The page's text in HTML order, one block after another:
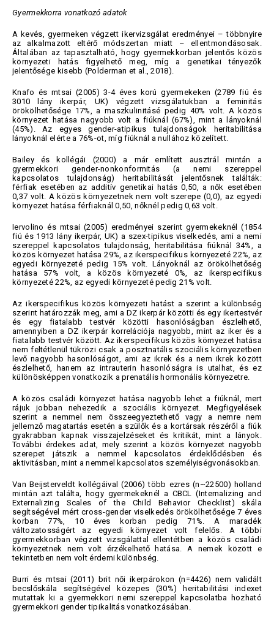
Gyermekkorra vonatkozó adatok
A kevés, gyermeken végzett ikervizsgálat eredményei – többnyire
az alkalmazott eltérő módszertan miatt – ellentmondásosak.
Általában az tapasztalható, hogy gyermekkorban jelentős közös
környezeti hatás figyelhető meg, míg a genetikai tényezők
jelentősége kisebb (Polderman et al., 2018).
Knafo és mtsai (2005) 3-4 éves korú gyermekeken (2789 fiú és
3010 lány ikerpár, UK) végzett vizsgálatukban a feminitás
örökölhetősége 17%, a maszkulinitásé pedig 40% volt. A közös
környezet hatása nagyobb volt a fiúknál (67%), mint a lányoknál
(45%). Az egyes gender-atipikus tulajdonságok heritabilitása
lányoknál elérte a 76%-ot, míg fiúknál a nullához közelített.
Bailey és kollégái (2000) a már említett ausztrál mintán a
gyermekkori gender-nonkonformitás (a nemi szereppel
kapcsolatos tulajdonság) heritabilitását jelentősnek találták:
férfiak esetében az additív genetikai hatás 0,50, a nők esetében
0,37 volt. A közös környezetnek nem volt szerepe (0,0), az egyedi
környezet hatása férfiaknál 0,50, nőknél pedig 0,63 volt.
Iervolino és mtsai (2005) eredményei szerint gyermekeknél (1854
fiú és 1913 lány ikerpár, UK) a szex-tipikus viselkedés, ami a nemi
szereppel kapcsolatos tulajdonság, heritabilitása fiúknál 34%, a
közös környezet hatása 29%, az ikerspecifikus környezeté 22%, az
egyedi környezeté pedig 15% volt. Lányoknál az örökölhetőség
hatása 57% volt, a közös környezeté 0%, az ikerspecifikus
környezeté 22%, az egyedi környezeté pedig 21% volt.
Az ikerspecifikus közös környezeti hatást a szerint a különbség
szerint határozzák meg, ami a DZ ikerpár közötti és egy ikertestvér
és egy fiatalabb testvér közötti hasonlóságban észlelhető,
amennyiben a DZ ikerpár korrelációja nagyobb, mint az iker és a
fiatalabb testvér között. Az ikerspecifikus közös környezet hatása
nem feltétlenül tükrözi csak a posztnatális szociális környezetben
levő nagyobb hasonlóságot, ami az ikrek és a nem ikrek között
észlelhető, hanem az intrauterin hasonlóságra is utalhat, és ez
különösképpen vonatkozik a prenatális hormonális környezetre.
A közös családi környezet hatása nagyobb lehet a fiúknál, mert
rájuk jobban nehezedik a szociális környezet. Megfigyelések
szerint a nemmel nem összeegyeztethető vagy a nemre nem
jellemző magatartás esetén a szülők és a kortársak részéről a fiúk
gyakrabban kapnak visszajelzéseket és kritikát, mint a lányok.
További érdekes adat, mely szerint a közös környezet nagyobb
szerepet játszik a nemmel kapcsolatos érdeklődésben és
aktivitásban, mint a nemmel kapcsolatos személyiségvonásokban.
Van Beijsterveldt kollégáival (2006) több ezres (n~22500) holland
mintán azt találta, hogy gyermekeknél a CBCL (Internalizing and
Externalizing Scales of the Child Behavior Checklist) skála
segítségével mért cross-gender viselkedés örökölhetősége 7 éves
korban 77%, 10 éves korban pedig 71%. A maradék
változatosságért az egyedi környezet volt felelős. A többi
gyermekkorban végzett vizsgálattal ellentétben a közös családi
környezetnek nem volt érzékelhető hatása. A nemek között e
tekintetben nem volt érdemi különbség.
Burri és mtsai (2011) brit női ikerpárokon (n=4426) nem validált
becslőskála segítségével közepes (30%) heritabilitási indexet
mutattak ki a gyermekkori nemi szereppel kapcsolatba hozható
gyermekkori gender tipikalitás vonatkozásában.